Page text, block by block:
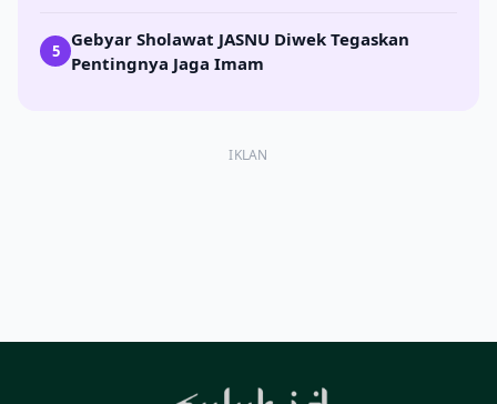
5
Gebyar Sholawat JASNU Diwek Tegaskan
Pentingnya Jaga Imam
IKLAN